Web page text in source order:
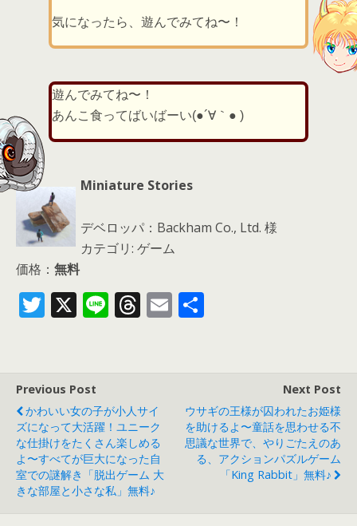
気になったら、遊んでみてね〜！
遊んでみてね〜！
あんこ食ってばいばーい(●´∀｀● )
Miniature Stories
デベロッパ：Backham Co., Ltd. 様
カテゴリ: ゲーム
価格： 無料
T
er
X Li T
d
s
E
Previous Post
かわいい女の子が小人サイ
ズになって大活躍！ユニーク
な仕掛けをたくさん楽しめる
よ〜すべてが巨大になった自
室での謎解き「脱出ゲーム 大
きな部屋と小さな私」無料♪
Next Post
ウサギの王様が囚われたお姫様
を助けるよ〜童話を思わせる不
思議な世界で、やりごたえのあ
る、アクションパズルゲーム
「King Rabbit」無料♪